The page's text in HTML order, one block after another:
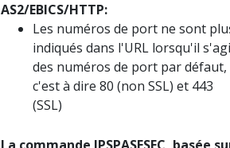
AS2/EBICS/HTTP:
Les numéros de port ne sont
indiqués dans l'URL lorsqu'il
des numéros de port par défaut,
c'est à dire 80 (non SSL) et 443
(SSL)